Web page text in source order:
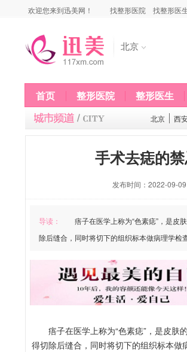
欢迎您来到迅美网！ 找整形医院 找整形医
北京
首页 整形医院 整形医生
北京 西
手术去痣的
发布时间：2022-09-
导读：
痦子在医学上称为“色素痣”，是皮
除后缝合，同时将切下的组织标本做病理学检
痦子在医学上称为“色素痣”，是皮肤
得切除后缝合，同时将切下的组织标本